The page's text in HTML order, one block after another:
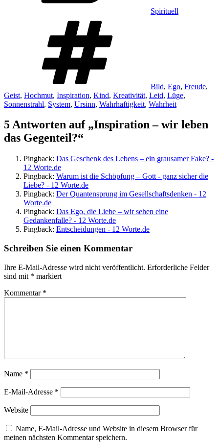
Spirituell
Bild, Ego, Freude,
Geist, Hochmut, Inspiration, Kind, Kreativität, Leid, Lüge,
Sonnenstrahl, System, Ursinn, Wahrhaftigkeit, Wahrheit
5 Antworten auf „Inspiration – wir leben
das Gegenteil?“
Pingback: Das Geschenk des Lebens – ein grausamer Fake? -
12 Worte.de
Pingback: Warum ist die Schöpfung – Gott - ganz sicher die
Liebe? - 12 Worte.de
Pingback: Der Quantensprung im Gesellschaftsdenken - 12
Worte.de
Pingback: Das Ego, die Liebe – wir sehen eine
Gedankenfalle? - 12 Worte.de
Pingback: Entscheidungen - 12 Worte.de
Schreiben Sie einen Kommentar
Ihre E-Mail-Adresse wird nicht veröffentlicht. Erforderliche Felder
sind mit * markiert
Kommentar *
Name *
E-Mail-Adresse *
Website
Name, E-Mail-Adresse und Website in diesem Browser für
meinen nächsten Kommentar speichern.